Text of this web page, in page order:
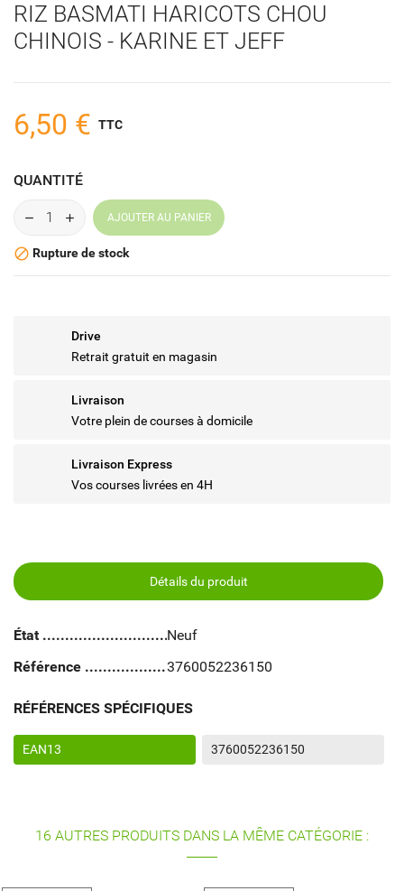
RIZ BASMATI HARICOTS CHOU
CHINOIS - KARINE ET JEFF
6,50 € TTC
QUANTITÉ
AJOUTER AU PANIER
 Rupture de stock
Drive
Retrait gratuit en magasin
Livraison
Votre plein de courses à domicile
Livraison Express
Vos courses livrées en 4H
Détails du produit
État
Neuf
Référence
3760052236150
RÉFÉRENCES SPÉCIFIQUES
EAN13 3760052236150
16 AUTRES PRODUITS DANS LA MÊME CATÉGORIE :